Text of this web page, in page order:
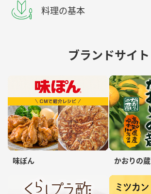
料理の基本
ブランドサイト
味ぽん かおりの蔵